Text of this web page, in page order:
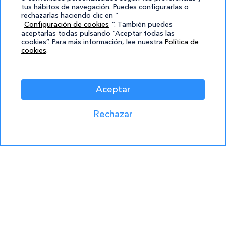
con la
política de
privacidad.*
Formaciones destacadas
Curso de Adiestramiento Canino
Curso de Cuidador de Animales de Zoológico
Curso de Acceso a Graduado en ESO
Grado Superior en Gestión Forestal y del
tus hábitos de navegación. Puedes configurarlas o
rechazarlas haciendo clic en “
Configuración de cookies ”. También puedes
aceptarlas todas pulsando “Aceptar todas las
cookies”. Para más información, lee nuestra Política de
cookies.
Aceptar
Rechazar